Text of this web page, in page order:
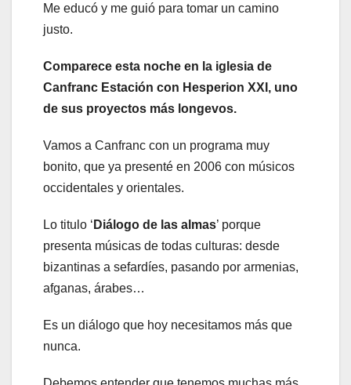
Me educó y me guió para tomar un camino
justo.
Comparece esta noche en la iglesia de
Canfranc Estación con Hesperion XXI, uno
de sus proyectos más longevos.
Vamos a Canfranc con un programa muy
bonito, que ya presenté en 2006 con músicos
occidentales y orientales.
Lo titulo ‘ Diálogo de las almas’ porque
presenta músicas de todas culturas: desde
bizantinas a sefardíes, pasando por armenias,
afganas, árabes…
Es un diálogo que hoy necesitamos más que
nunca.